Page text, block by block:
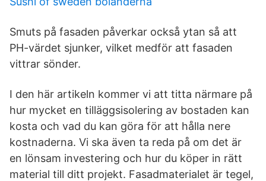
Smuts på fasaden påverkar också ytan så att
PH-värdet sjunker, vilket medför att fasaden
vittrar sönder.
I den här artikeln kommer vi att titta närmare på
hur mycket en tilläggsisolering av bostaden kan
kosta och vad du kan göra för att hålla nere
kostnaderna. Vi ska även ta reda på om det är
en lönsam investering och hur du köper in rätt
material till ditt projekt. Fasadmaterialet är tegel,